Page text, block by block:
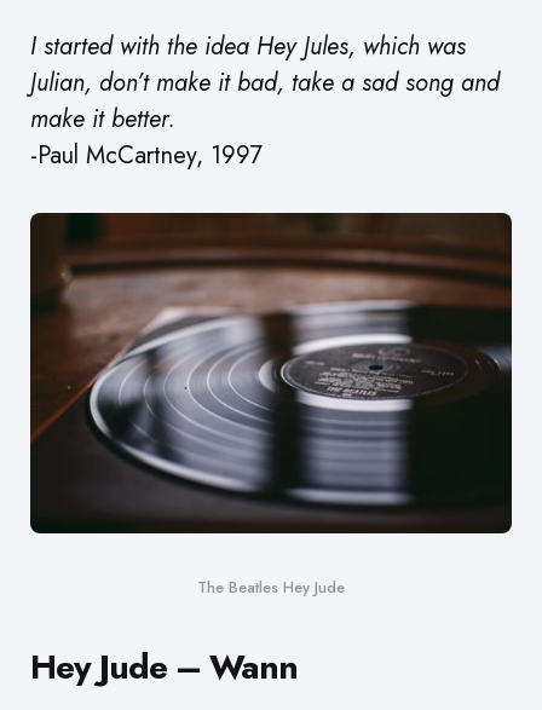
I started with the idea Hey Jules, which was
Julian, don’t make it bad, take a sad song and
make it better.
-Paul McCartney, 1997
The Beatles Hey Jude
Hey Jude – Wann